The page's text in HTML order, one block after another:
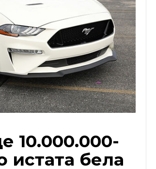
10.000.000-
истата бела